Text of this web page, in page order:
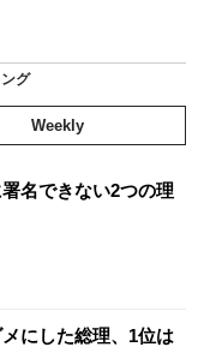
グ
Weekly
名できない2つの理
にした総理、1位は